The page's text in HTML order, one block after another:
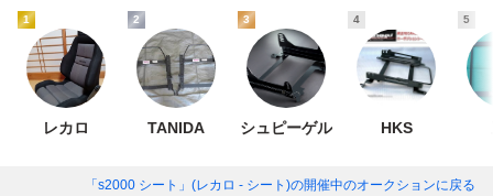
1
レカロ
2
TANIDA
3
シュピーゲル
4
HKS
5
「s2000 シート」(レカロ - シート)の開催中のオークションに戻る